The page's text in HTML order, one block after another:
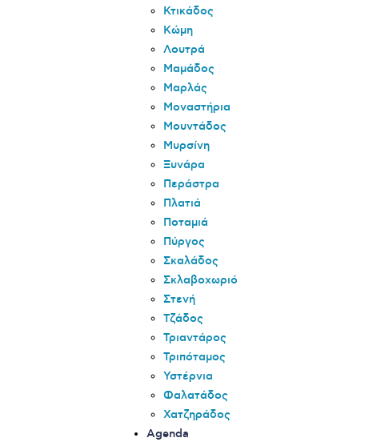
Κτικάδος
Κώμη
Λουτρά
Μαμάδος
Μαρλάς
Μοναστήρια
Μουντάδος
Μυρσίνη
Ξυνάρα
Περάστρα
Πλατιά
Ποταμιά
Πύργος
Σκαλάδος
Σκλαβοχωριό
Στενή
Τζάδος
Τριαντάρος
Τριπόταμος
Υστέρνια
Φαλατάδος
Χατζηράδος
Agenda